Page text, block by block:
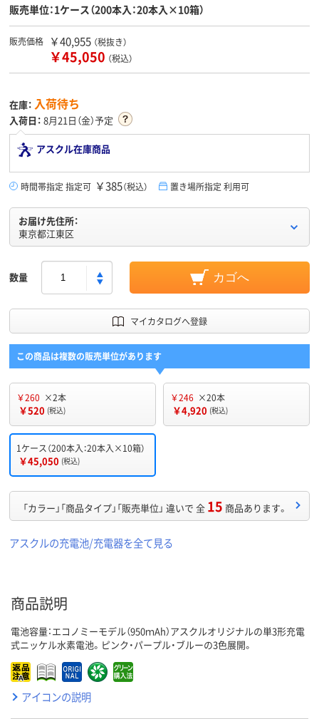
販売単位：1ケース（200本入：20本入×10箱）
販売価格 ￥40,955 （税抜き）
￥45,050 （税込）
在庫： 入荷待ち
入荷日： 8月21日（金）予定
アスクル在庫商品
時間帯指定 指定可 ￥385（税込） 置き場所指定 利用可
お届け先住所：
東京都江東区
数量 カゴへ
マイカタログへ登録
この商品は複数の販売単位があります
￥260 ×2本
￥520 (税込)
￥246 ×20本
￥4,920 (税込)
1ケース（200本入：20本入×10箱）
￥45,050 (税込)
「カラー」「商品タイプ」「販売単位」 違いで 全 15 商品あります。
アスクルの充電池/充電器を全て見る
商品説明
電池容量：エコノミーモデル（950ｍAh）アスクルオリジナルの単3形充電
式ニッケル水素電池。ピンク・パープル・ブルーの3色展開。
アイコンの説明